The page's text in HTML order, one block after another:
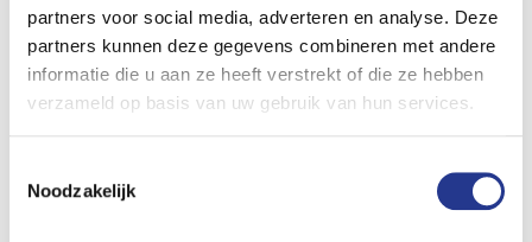
partners voor social media, adverteren en analyse. Deze
partners kunnen deze gegevens combineren met andere
informatie die u aan ze heeft verstrekt of die ze hebben
verzameld op basis van uw gebruik van hun services.
Noodzakelijk